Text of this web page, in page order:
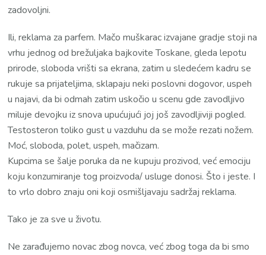
zadovoljni.
Ili, reklama za parfem. Mačo muškarac izvajane gradje stoji na
vrhu jednog od brežuljaka bajkovite Toskane, gleda lepotu
prirode, sloboda vrišti sa ekrana, zatim u sledećem kadru se
rukuje sa prijateljima, sklapaju neki poslovni dogovor, uspeh
u najavi, da bi odmah zatim uskočio u scenu gde zavodljivo
miluje devojku iz snova upućujući joj još zavodljiviji pogled.
Testosteron toliko gust u vazduhu da se može rezati nožem.
Moć, sloboda, polet, uspeh, mačizam.
Kupcima se šalje poruka da ne kupuju prozivod, već emociju
koju konzumiranje tog proizvoda/ usluge donosi. Što i jeste. I
to vrlo dobro znaju oni koji osmišljavaju sadržaj reklama.
Tako je za sve u životu.
Ne zarađujemo novac zbog novca, već zbog toga da bi smo